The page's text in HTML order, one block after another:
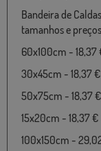
Bandeira de
tamanhos e
60x100cm - 18,37
30x45cm - 18,37 €
50x75cm - 18,37 €
15x20cm - 18,37 €
100x150cm -